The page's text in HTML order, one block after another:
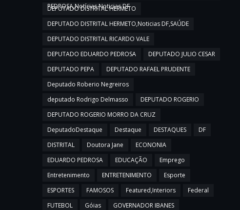
PEDROSA,Notícias,Noticias DF
DEPUTADO DISTRITAL HERMETO
DEPUTADO DISTRITAL HERMETO,Noticias DF,SAÚDE
DEPUTADO DISTRITAL RICARDO VALE
DEPUTADO EDUARDO PEDROSA
DEPUTADO JULIO CESAR
DEPUTADO PEPA
DEPUTADO RAFAEL PRUDENTE
Deputado Roberio Negreiros
deputado Rodrigo Delmasso
DEPUTADO ROGERIO
DEPUTADO ROGERIO MORRO DA CRUZ
DeputadoDestaque
Destaque DESTAQUES
DF
DISTRITAL
Doutora Jane
ECONONIA
EDUARDO PEDROSA
EDUCAÇÃO
Emprego
Entretenimento
ENTRETENIMENTO
Esporte
ESPORTES
FAMOSOS Featured,Interiors
Federal
FUTEBOL
Góias
GOVERNADOR IBANES